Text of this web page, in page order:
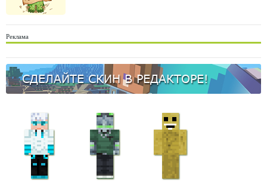
Реклама
СДЕЛАЙТЕ СКИН В РЕДАКТОРЕ!